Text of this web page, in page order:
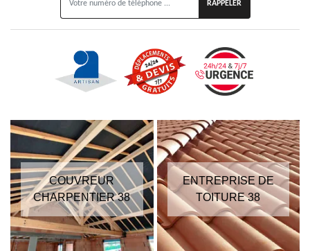
COUVREUR
CHARPENTIER 38
ENTREPRISE DE
TOITURE 38